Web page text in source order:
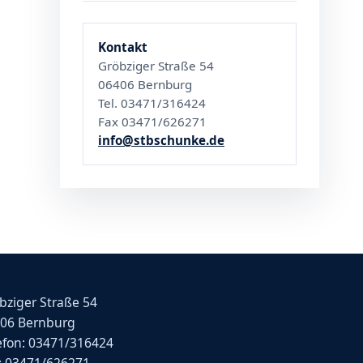
Kontakt
Gröbziger Straße 54
06406 Bernburg
Tel. 03471/316424
Fax 03471/626271
info@stbschunke.de
Straße 54
Bernburg
03471/316424